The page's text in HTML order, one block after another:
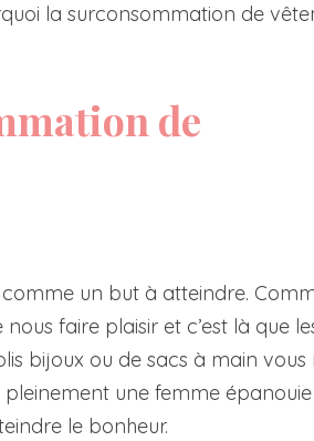
la surconsommation de
de
un but à atteindre.
faire plaisir et c’est là que
bijoux ou de sacs à main
une femme
le bonheur.